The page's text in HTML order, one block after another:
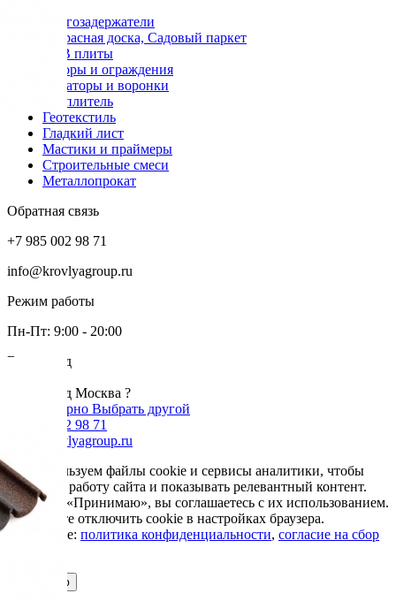
Снегозадержатели
Террасная доска, Садовый паркет
OSB плиты
Заборы и ограждения
Аэраторы и воронки
Утеплитель
Геотекстиль
Гладкий лист
Мастики и праймеры
Строительные смеси
Металлопрокат
Обратная связь
+7 985 002 98 71
info@krovlyagroup.ru
Режим работы
Пн-Пт: 9:00 - 20:00
Ваш город
Ваш город Москва ?
Да, все верно Выбрать другой
+7 985 002 98 71
info@krovlyagroup.ru
Мы используем файлы cookie и сервисы аналитики, чтобы
улучшить работу сайта и показывать релевантный контент.
Нажимая «Принимаю», вы соглашаетесь с их использованием.
Вы можете отключить cookie в настройках браузера.
Подробнее: политика конфиденциальности, согласие на сбор
Принимаю